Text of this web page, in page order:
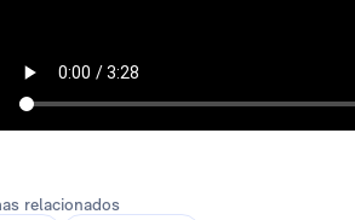
relacionados